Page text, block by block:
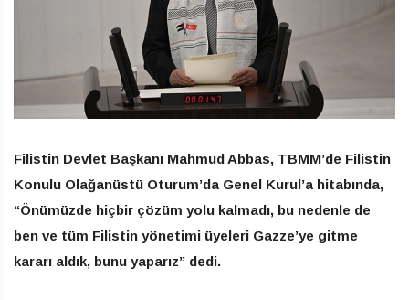
Filistin Devlet Başkanı Mahmud Abbas, TBMM’de Filistin
Konulu Olağanüstü Oturum’da Genel Kurul’a hitabında,
“Önümüzde hiçbir çözüm yolu kalmadı, bu nedenle de
ben ve tüm Filistin yönetimi üyeleri Gazze’ye gitme
kararı aldık, bunu yaparız” dedi.